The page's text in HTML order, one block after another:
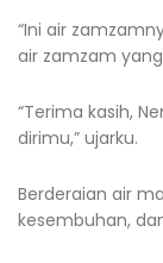
“Ini air
air zamzam
“Terima kasih,
dirimu,” ujarku.
Berderaian air
kesembuhan,